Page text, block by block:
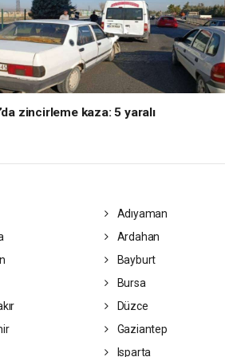
zincirleme kaza: 5 yaralı
Adıyaman
Ardahan
Bayburt
Bursa
Düzce
Gaziantep
Isparta